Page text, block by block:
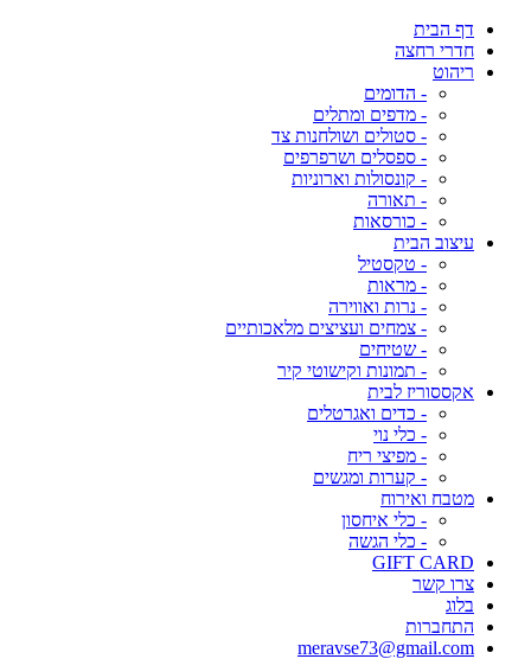
דף הבית
חדרי רחצה
ריהוט
- הדומים
- מדפים ומתלים
- סטולים ושולחנות צד
- ספסלים ושרפרפים
- קונסולות וארוניות
- תאורה
- כורסאות
עיצוב הבית
- טקסטיל
- מראות
- נרות ואווירה
- צמחים ועציצים מלאכותיים
- שטיחים
- תמונות וקישוטי קיר
אקססוריז לבית
- כדים ואגרטלים
- כלי נוי
- מפיצי ריח
- קערות ומגשים
מטבח ואירוח
- כלי איחסון
- כלי הגשה
GIFT CARD
צרו קשר
בלוג
התחברות
meravse73@gmail.com